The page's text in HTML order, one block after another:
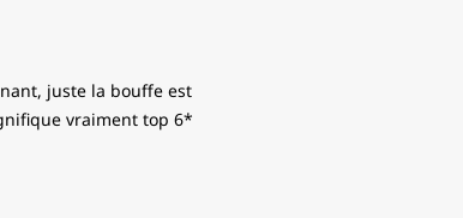
juste la bouffe est
vraiment top 6*